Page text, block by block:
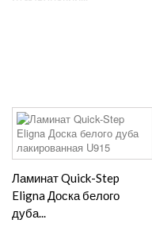
Ламинат Quick-Step
Eligna Доска белого
дуба...